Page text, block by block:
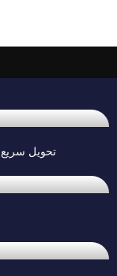
تحویل سریع